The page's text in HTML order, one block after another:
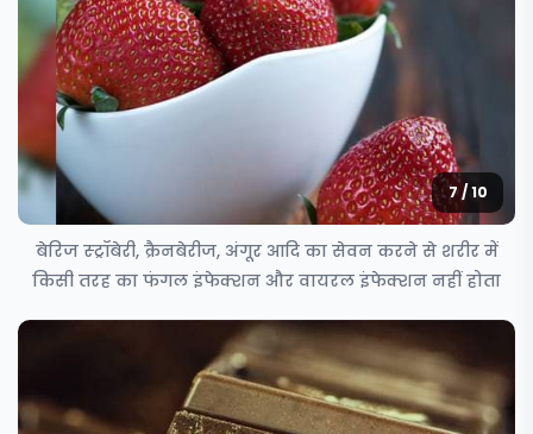
7 / 10
बेरिज स्ट्रॉबेरी, क्रैनबेरीज, अंगूर आदि का सेवन करने से शरीर में
किसी तरह का फंगल इंफेक्शन और वायरल इंफेक्शन नहीं होता